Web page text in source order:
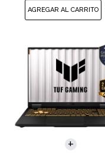
COMPARAR